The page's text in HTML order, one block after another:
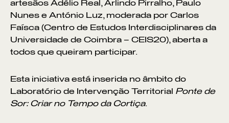
artesãos Adélio Real, Arlindo Pirralho, Paulo
Nunes e António Luz, moderada por Carlos
Faísca (Centro de Estudos Interdisciplinares da
Universidade de Coimbra – CEIS20), aberta a
todos que queiram participar.
Esta iniciativa está inserida no âmbito do
Laboratório de Intervenção Territorial Ponte de
Sor: Criar no Tempo da Cortiça.